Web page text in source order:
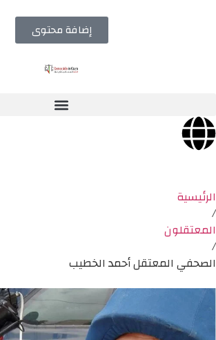
إضافة محتوى
الرئيسية
/
المعتقلون
/
الصحفي المعتقل أحمد الخطيب